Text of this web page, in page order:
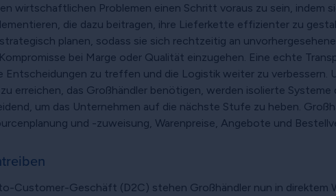
wirtschaftlichen Problemen einen Schritt voraus zu sein, indem
die dazu beitragen, ihre Lieferkette effizienter zu
planen, sodass sie sich rechtzeitig an
bei Marge oder Qualität einzugehen. Eine echte
Entscheidungen zu treffen und die Logistik weiter zu verbessern.
erreichen, das Großhändler benötigen, werden isolierte
um das Unternehmen auf die nächste Stufe zu heben.
und -zuweisung, Warenpreise, Angebote und
Customer-Geschäft (D2C) stehen Großhändler nun in direktem